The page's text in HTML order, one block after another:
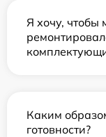
Я хочу, чтобы
Каким
готовности?